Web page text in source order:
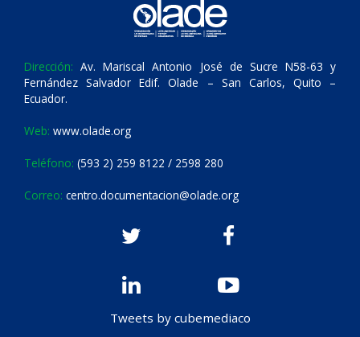
Dirección: Av. Mariscal Antonio José de Sucre N58-63 y
Fernández Salvador Edif. Olade – San Carlos, Quito –
Ecuador.
Web: www.olade.org
Teléfono: (593 2) 259 8122 / 2598 280
Correo: centro.documentacion@olade.org
Tweets by cubemediaco